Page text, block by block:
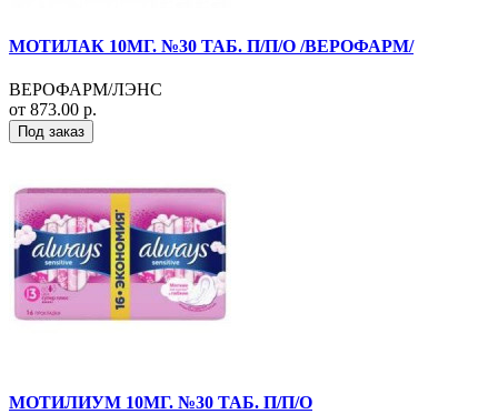
МОТИЛАК 10МГ. №30 ТАБ. П/П/О /ВЕРОФАРМ/
ВЕРОФАРМ/ЛЭНС
от 873.00 р.
Под заказ
МОТИЛИУМ 10МГ. №30 ТАБ. П/П/О